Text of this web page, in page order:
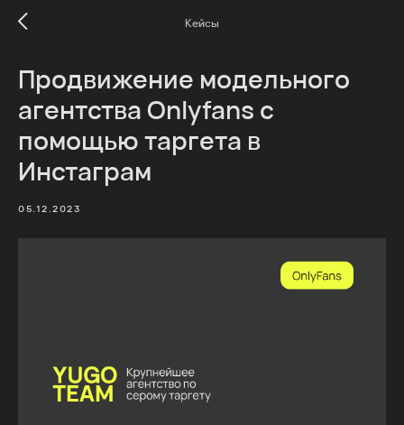
Кейсы
Продвижение модельного
агентства Onlyfans с
помощью таргета в
Инстаграм
05.12.2023